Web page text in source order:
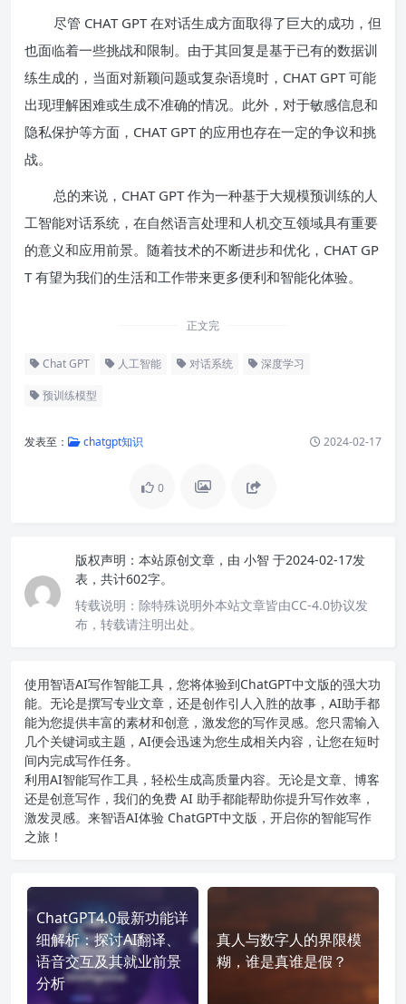
尽管 CHAT GPT 在对话生成方面取得了巨大的成功，但
也面临着一些挑战和限制。由于其回复是基于已有的数据训
练生成的，当面对新颖问题或复杂语境时，CHAT GPT 可能
出现理解困难或生成不准确的情况。此外，对于敏感信息和
隐私保护等方面，CHAT GPT 的应用也存在一定的争议和挑
战。
总的来说，CHAT GPT 作为一种基于大规模预训练的人
工智能对话系统，在自然语言处理和人机交互领域具有重要
的意义和应用前景。随着技术的不断进步和优化，CHAT GP
T 有望为我们的生活和工作带来更多便利和智能化体验。
正文完
Chat GPT 人工智能 对话系统 深度学习
预训练模型
发表至： chatgpt知识 2024-02-17
0
版权声明： 本站原创文章，由 小智 于2024-02-17发
表，共计602字。
转载说明： 除特殊说明外本站文章皆由CC-4.0协议发
布，转载请注明出处。
使用智语AI写作智能工具，您将体验到ChatGPT中文版的强大功
能。无论是撰写专业文章，还是创作引人入胜的故事，AI助手都
能为您提供丰富的素材和创意，激发您的写作灵感。您只需输入
几个关键词或主题，AI便会迅速为您生成相关内容，让您在短时
间内完成写作任务。
利用AI智能写作工具，轻松生成高质量内容。无论是文章、博客
还是创意写作，我们的免费 AI 助手都能帮助你提升写作效率，
激发灵感。来智语AI体验 ChatGPT中文版 ，开启你的智能写作
之旅！
ChatGPT4.0最新功能详
细解析：探讨AI翻译、
语音交互及其就业前景
分析
真人与数字人的界限模
糊，谁是真谁是假？